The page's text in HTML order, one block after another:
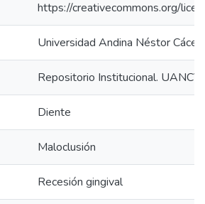
https://creativecommons.org/
Universidad Andina Néstor
Repositorio Institucional. UANCV
Diente
Maloclusión
Recesión gingival